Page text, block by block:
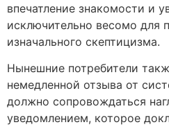
впечатление знакомости и
исключительно весомо для
изначального скептицизма.
Нынешние потребители
немедленной отзыва от
должно сопровождаться
уведомлением, которое